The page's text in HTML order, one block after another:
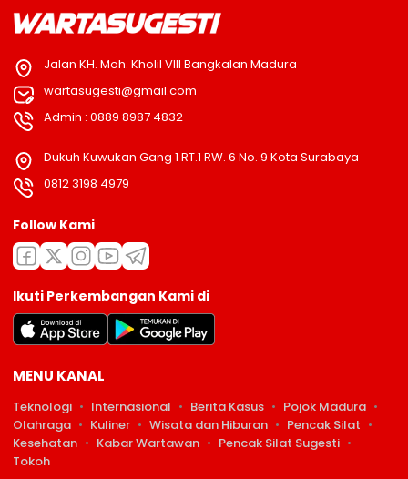
Jalan KH. Moh. Kholil VIII Bangkalan Madura
wartasugesti@gmail.com
Admin : 0889 8987 4832
Dukuh Kuwukan Gang 1 RT.1 RW. 6 No. 9 Kota Surabaya
0812 3198 4979
Follow Kami
Ikuti Perkembangan Kami di
MENU KANAL
Teknologi Internasional Berita Kasus
Pojok Madura
Olahraga
Kuliner Wisata dan Hiburan
Pencak Silat
Kesehatan
Kabar Wartawan
Pencak Silat Sugesti
Tokoh